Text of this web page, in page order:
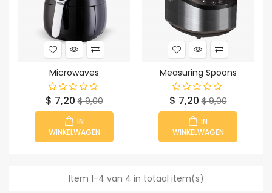
Microwaves
Prijs
$ 7,20Normale
prijs
$ 9,00
IN
WINKELWAGEN
Measuring Spoons
Prijs
$ 7,20Normale
prijs
$ 9,00
IN
WINKELWAGEN
Item 1-4 van 4 in totaal item(s)